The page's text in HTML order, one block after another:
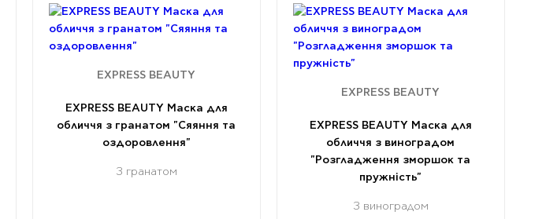
EXPRESS BEAUTY
EXPRESS BEAUTY Маска для
обличчя з гранатом "Сяяння та
оздоровлення"
З гранатом
EXPRESS BEAUTY
EXPRESS BEAUTY Маска для
обличчя з виноградом
"Розгладження зморшок та
пружність"
З виноградом